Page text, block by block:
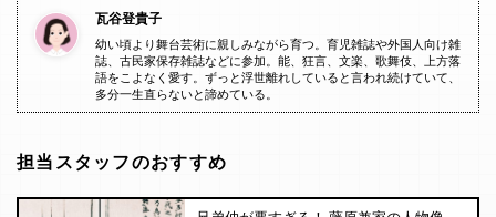
瓦谷登貴子
幼い頃より舞台芸術に親しみながら育つ。育児雑誌や外国人向け雑
誌、古民家保存雑誌などに参加。能、狂言、文楽、歌舞伎、上方落
語をこよなく愛す。ずっと浮世離れしていると言われ続けていて、
多分一生直らないと諦めている。
担当スタッフのおすすめ